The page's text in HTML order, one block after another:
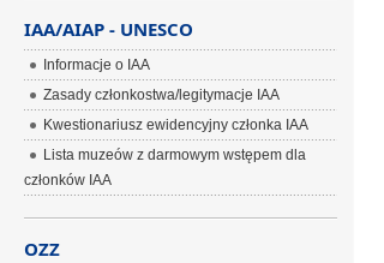
IAA/AIAP - UNESCO
Informacje o IAA
Zasady członkostwa/legitymacje IAA
Kwestionariusz ewidencyjny członka IAA
Lista muzeów z darmowym wstępem dla
członków IAA
OZZ